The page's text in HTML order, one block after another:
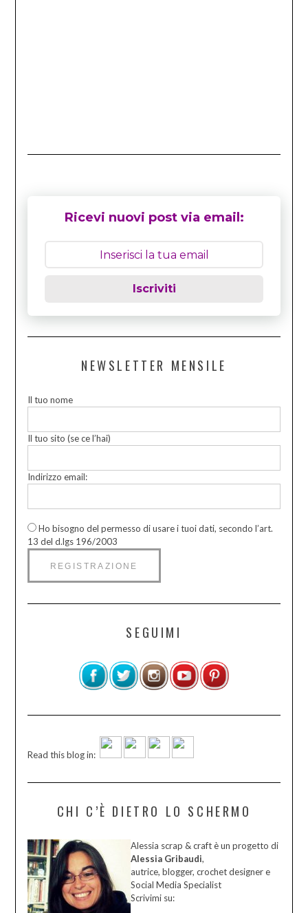
Ricevi nuovi post via email:
Iscriviti
NEWSLETTER MENSILE
Il tuo nome
Il tuo sito (se ce l’hai)
Indirizzo email:
Ho bisogno del permesso di usare i tuoi dati, secondo l’art.
13 del d.lgs 196/2003
SEGUIMI
Read this blog in:
CHI C’È DIETRO LO SCHERMO
Alessia scrap & craft è un progetto di
Alessia Gribaudi,
autrice, blogger, crochet designer e
Social Media Specialist
Scrivimi su: